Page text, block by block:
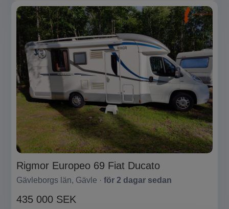
Rigmor Europeo 69 Fiat Ducato
Gävleborgs län, Gävle · för 2 dagar sedan
435 000 SEK